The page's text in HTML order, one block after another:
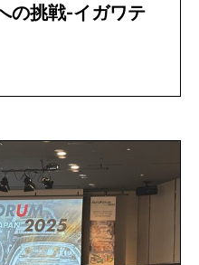
の挑戦-イガワテ